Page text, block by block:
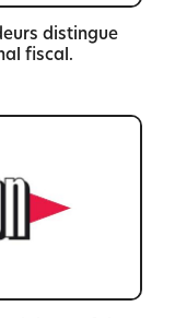
distingue
fiscal.